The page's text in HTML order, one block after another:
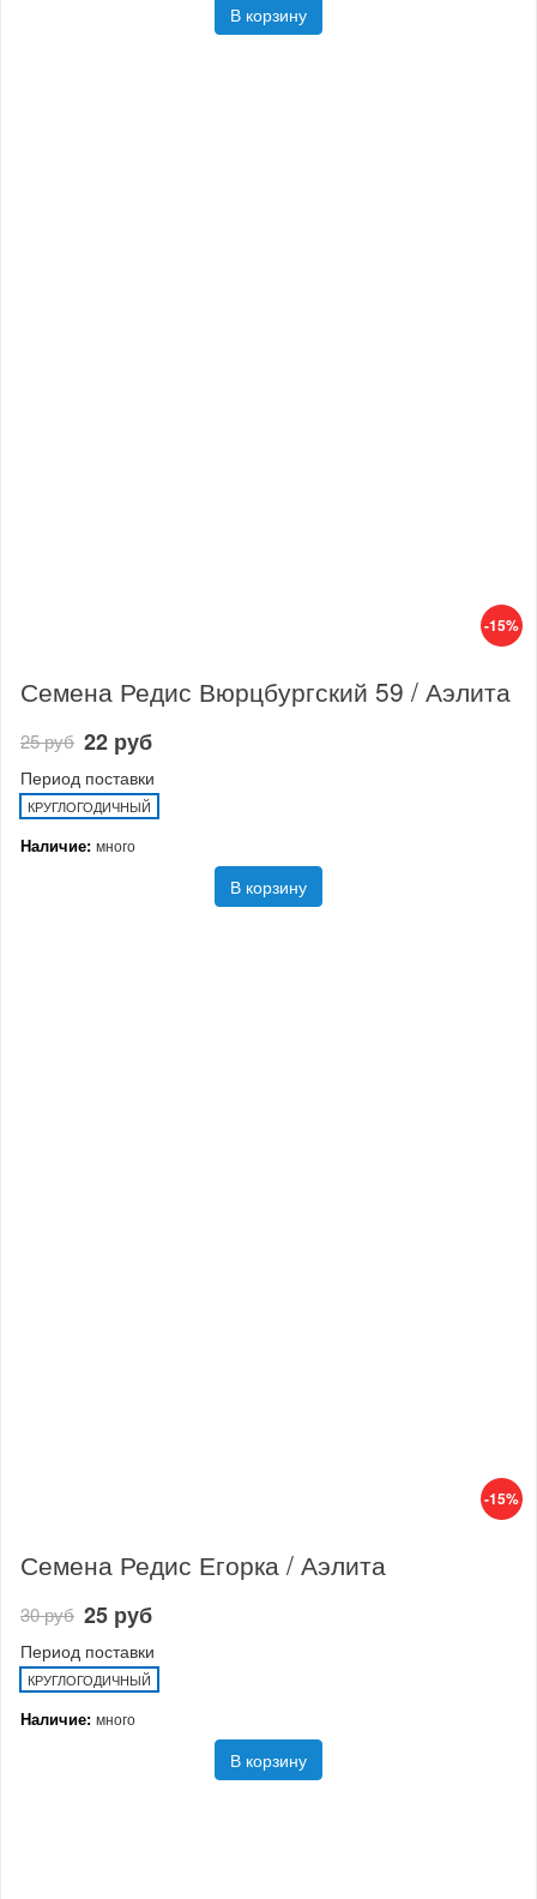
В корзину
-15%
Семена Редис Вюрцбургский 59 / Аэлита
25 руб 22 руб
Период поставки
КРУГЛОГОДИЧНЫЙ
Наличие: много
В корзину
-15%
Семена Редис Егорка / Аэлита
30 руб 25 руб
Период поставки
КРУГЛОГОДИЧНЫЙ
Наличие: много
В корзину